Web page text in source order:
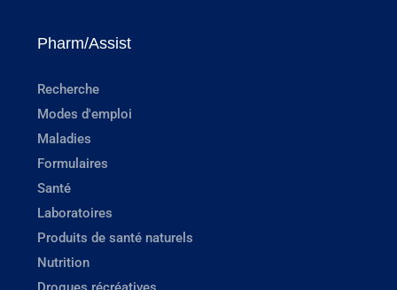
Pharm/Assist
Recherche
Modes d'emploi
Maladies
Formulaires
Santé
Laboratoires
Produits de santé naturels
Nutrition